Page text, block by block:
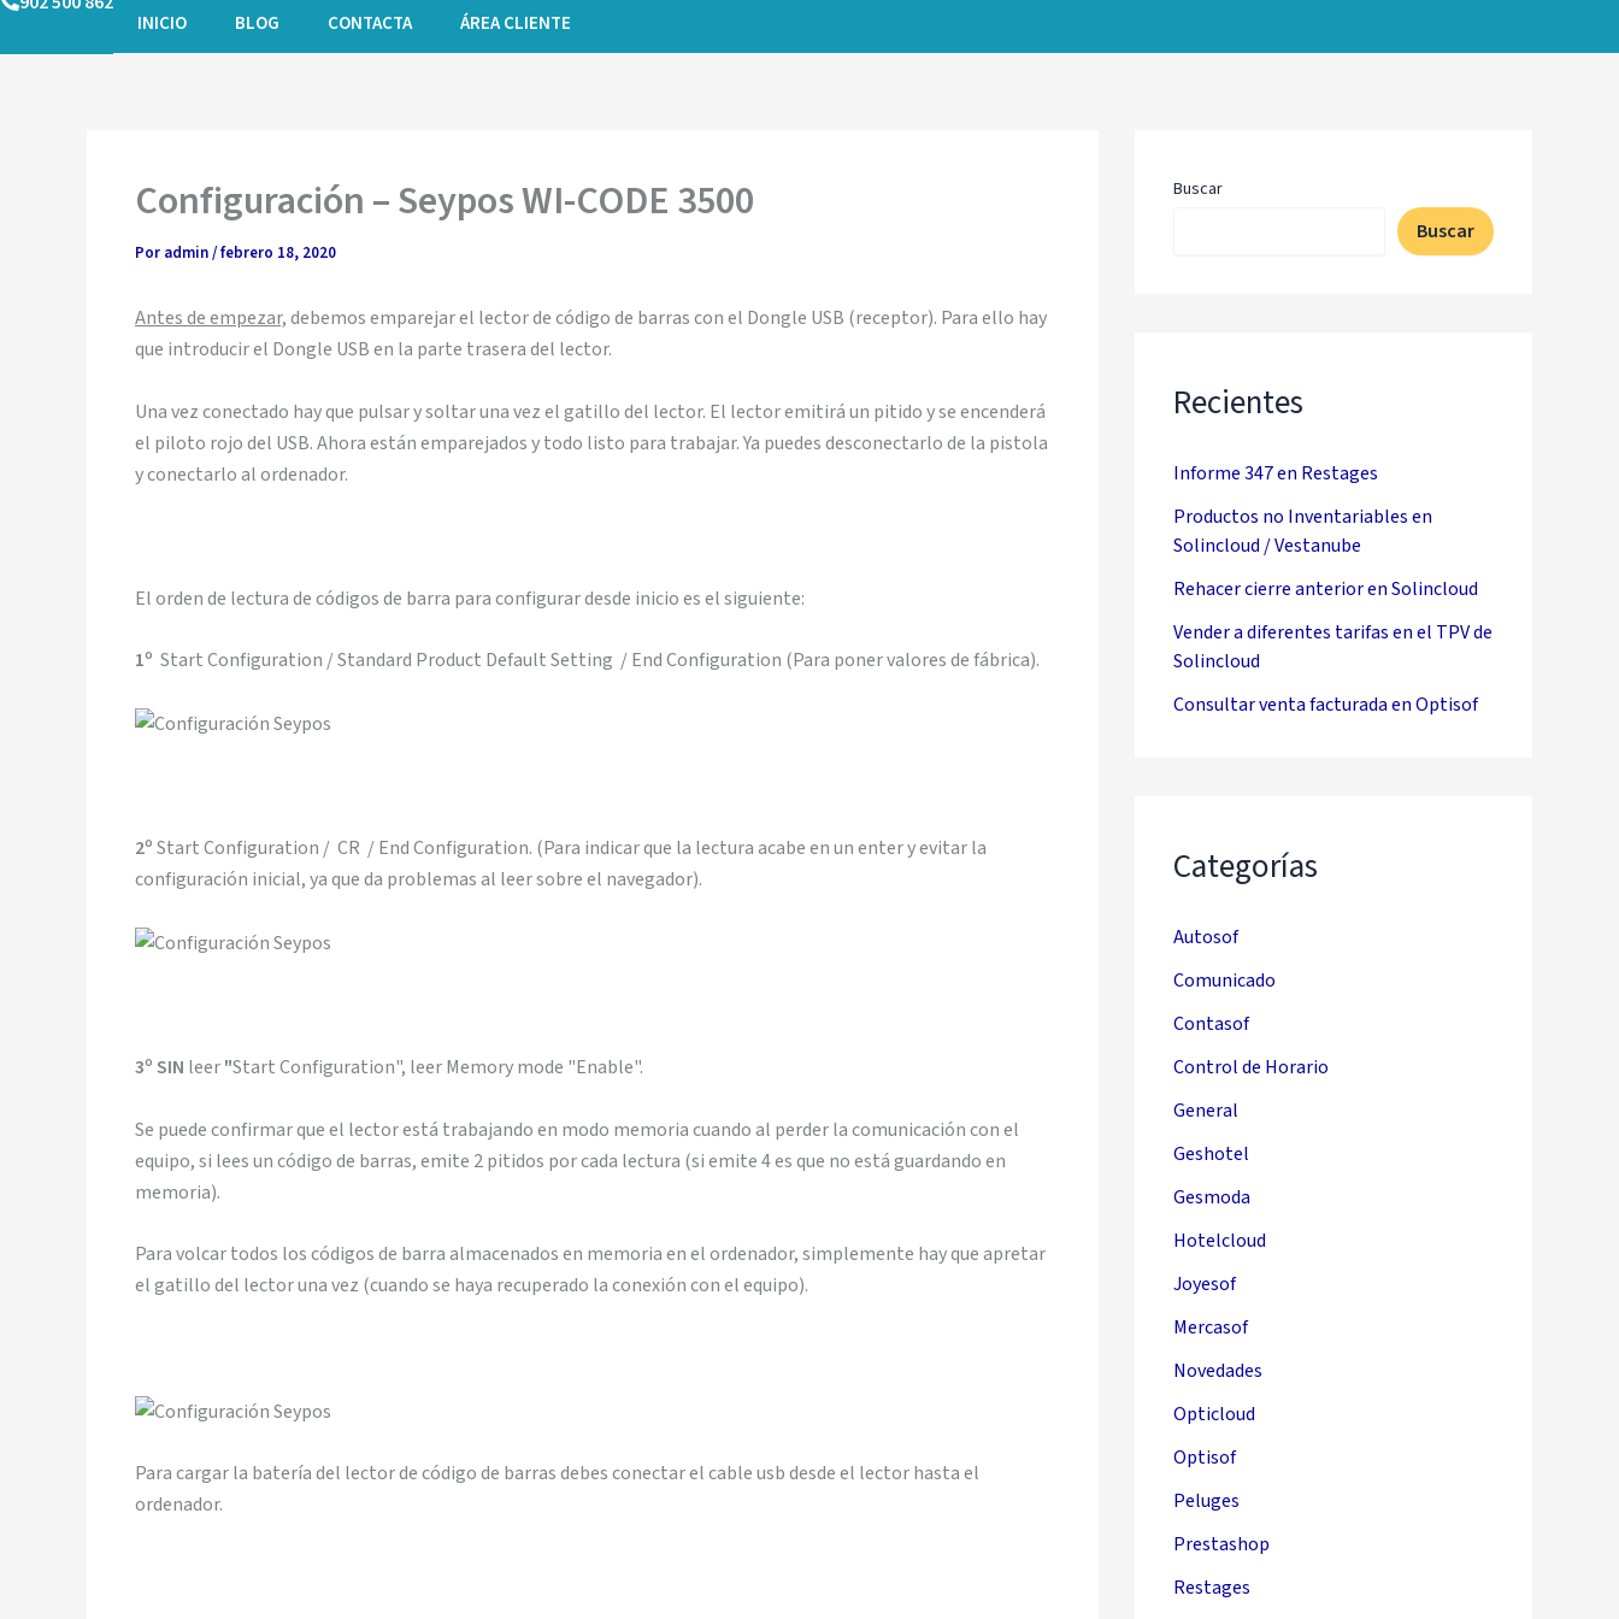
Ir
INICIO BLOG CONTACTA ÁREA CLIENTE
Configuración – Seypos WI-CODE 3500
Por admin/febrero 18, 2020
Antes de empezar,debemos emparejar el lector de código de barras con el Dongle USB (receptor). Para ello hay
que introducir el Dongle USB en la parte trasera del lector.
Una vez conectado hay que pulsar y soltar una vez el gatillo del lector. El lector emitirá un pitido y se encenderá
el piloto rojo del USB. Ahora están emparejados y todo listo para trabajar. Ya puedes desconectarlo de la pistola
y conectarlo al ordenador.
El orden de lectura de códigos de barra para configurar desde inicio es el siguiente:
1º Start Configuration / Standard Product Default Setting / End Configuration (Para poner valores de fábrica).
2ºStart Configuration / CR / End Configuration. (Para indicar que la lectura acabe en un enter y evitar la
configuración inicial, ya que da problemas al leer sobre el navegador).
3º SIN leer"Start Configuration", leer Memory mode "Enable".
Se puede confirmar que el lector está trabajando en modo memoria cuando al perder la comunicación con el
equipo, si lees un código de barras, emite 2 pitidos por cada lectura (si emite 4 es que no está guardando en
memoria).
Para volcar todos los códigos de barra almacenados en memoria en el ordenador, simplemente hay que apretar
el gatillo del lector una vez (cuando se haya recuperado la conexión con el equipo).
Para cargar la batería del lector de código de barras debes conectar el cable usb desde el lector hasta el
ordenador.
Buscar
Buscar
Recientes
Informe 347 en Restages
Productos no Inventariables en
Solincloud / Vestanube
Rehacer cierre anterior en Solincloud
Vender a diferentes tarifas en el TPV de
Solincloud
Consultar venta facturada en Optisof
Categorías
Autosof
Comunicado
Contasof
Control de Horario
General
Geshotel
Gesmoda
Hotelcloud
Joyesof
Mercasof
Novedades
Opticloud
Optisof
Peluges
Prestashop
Restages